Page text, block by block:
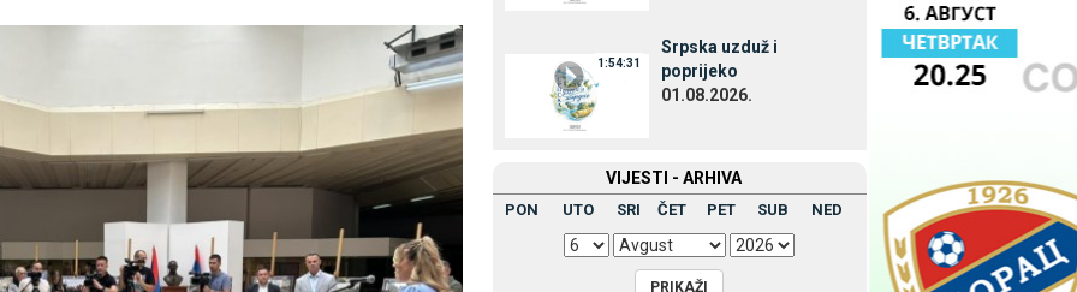
1:54:31
Srpska uzduž i
poprijeko
01.08.2026.
VIЈESTI - ARHIVA
PON UTO SRI ČET PET SUB NED